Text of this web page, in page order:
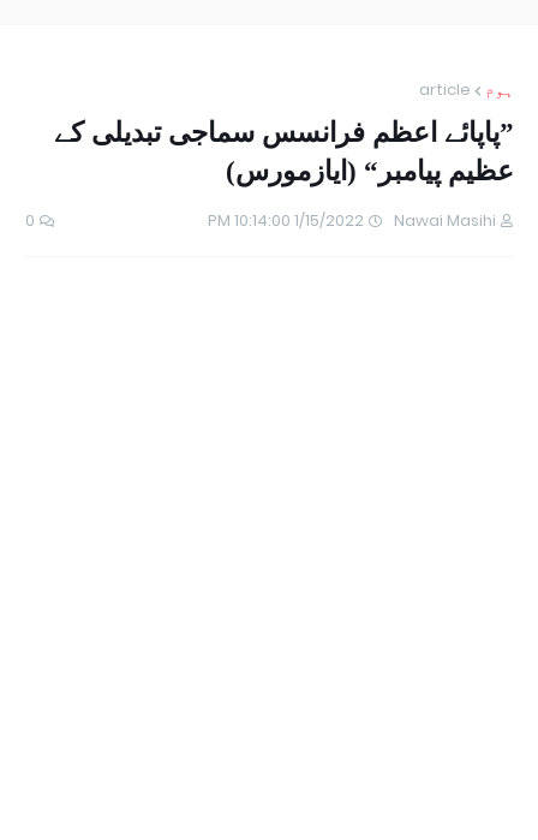
ہوم article
”پاپائے اعظم فرانسس سماجی تبدیلی کے
عظیم پیامبر“ (ایازمورس)
Nawai Masihi
1/15/2022 10:14:00 PM
0